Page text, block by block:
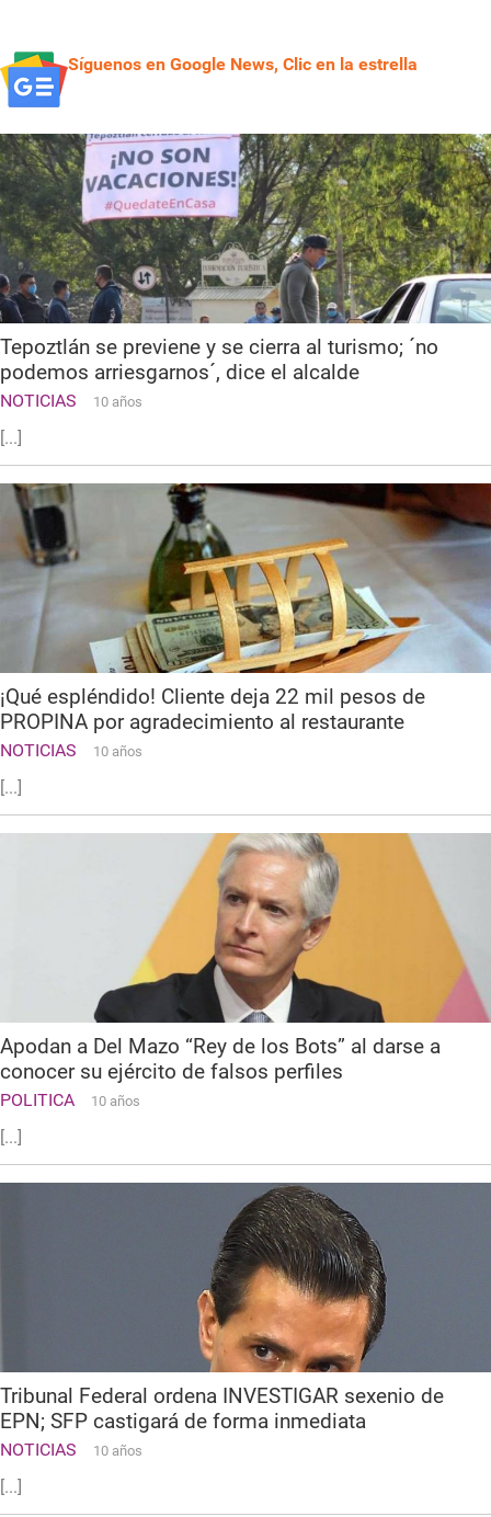
Síguenos en Google News, Clic en la estrella
Tepoztlán se previene y se cierra al turismo; ´no
podemos arriesgarnos´, dice el alcalde
NOTICIAS 10 años
[...]
¡Qué espléndido! Cliente deja 22 mil pesos de
PROPINA por agradecimiento al restaurante
NOTICIAS 10 años
[...]
Apodan a Del Mazo “Rey de los Bots” al darse a
conocer su ejército de falsos perfiles
POLITICA 10 años
[...]
Tribunal Federal ordena INVESTIGAR sexenio de
EPN; SFP castigará de forma inmediata
NOTICIAS 10 años
[...]